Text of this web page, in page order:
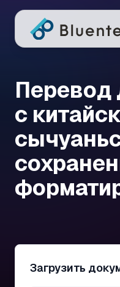
Перевод
с
Загрузить